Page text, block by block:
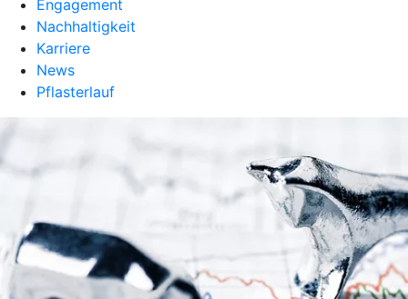
Engagement
Nachhaltigkeit
Karriere
News
Pflasterlauf